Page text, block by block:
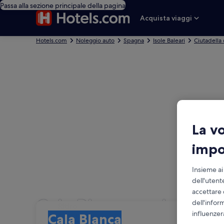
Passa alla sezione principale della pagina
Acquista viaggi
Hotels.com Noleggio auto Spagna Isole Baleari Ciutadella
Cala Blanca:
Cala Blanca
La
Insieme
accettare